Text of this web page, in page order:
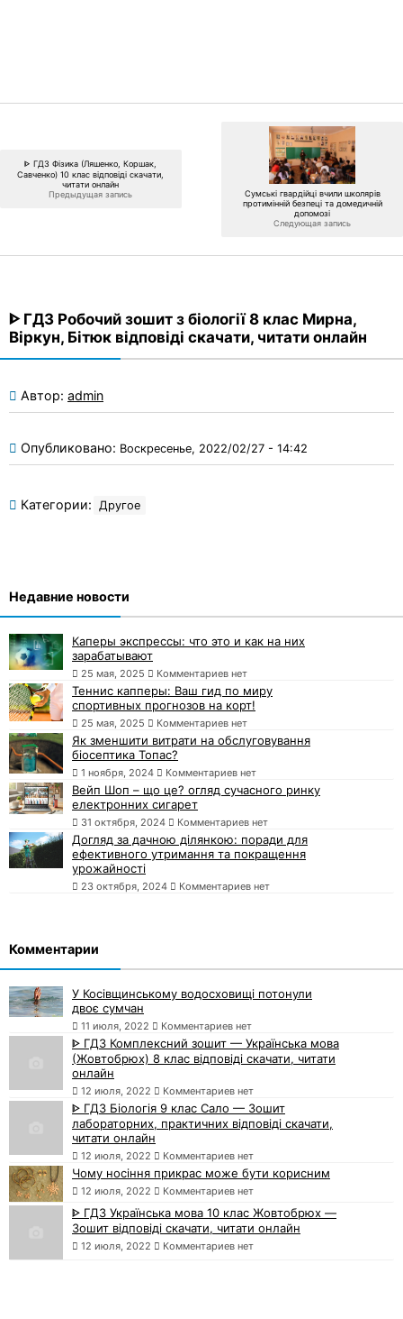
ᐈ ГДЗ Фізика (Ляшенко, Коршак,
Савченко) 10 клас відповіді скачати,
читати онлайн
Предыдущая запись
Сумські гвардійці вчили школярів
протимінній безпеці та домедичній
допомозі
Следующая запись
ᐈ ГДЗ Робочий зошит з біології 8 клас Мирна,
Віркун, Бітюк відповіді скачати, читати онлайн
Автор: admin
Опубликовано: Воскресенье, 2022/02/27 - 14:42
Категории: Другое
Недавние новости
Каперы экспрессы: что это и как на них
зарабатывают
25 мая, 2025 Комментариев нет
Теннис капперы: Ваш гид по миру
спортивных прогнозов на корт!
25 мая, 2025 Комментариев нет
Як зменшити витрати на обслуговування
біосептика Топас?
1 ноября, 2024 Комментариев нет
Вейп Шоп – що це? огляд сучасного ринку
електронних сигарет
31 октября, 2024 Комментариев нет
Догляд за дачною ділянкою: поради для
ефективного утримання та покращення
урожайності
23 октября, 2024 Комментариев нет
Комментарии
У Косівщинському водосховищі потонули
двоє сумчан
11 июля, 2022 Комментариев нет
ᐈ ГДЗ Комплексний зошит — Українська мова
(Жовтобрюх) 8 клас відповіді скачати, читати
онлайн
12 июля, 2022 Комментариев нет
ᐈ ГДЗ Біологія 9 клас Сало — Зошит
лабораторних, практичних відповіді скачати,
читати онлайн
12 июля, 2022 Комментариев нет
Чому носіння прикрас може бути корисним
12 июля, 2022 Комментариев нет
ᐈ ГДЗ Українська мова 10 клас Жовтобрюх —
Зошит відповіді скачати, читати онлайн
12 июля, 2022 Комментариев нет